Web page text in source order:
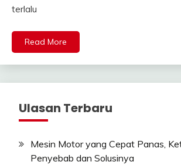
terlalu
Read More
Ulasan Terbaru
Mesin Motor yang Cepat Panas,
Penyebab dan Solusinya